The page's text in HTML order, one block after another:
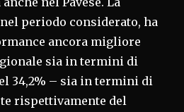
periodo considerato, ha
ancora migliore
sia in termini di
34,2% – sia in termini di
rispettivamente del